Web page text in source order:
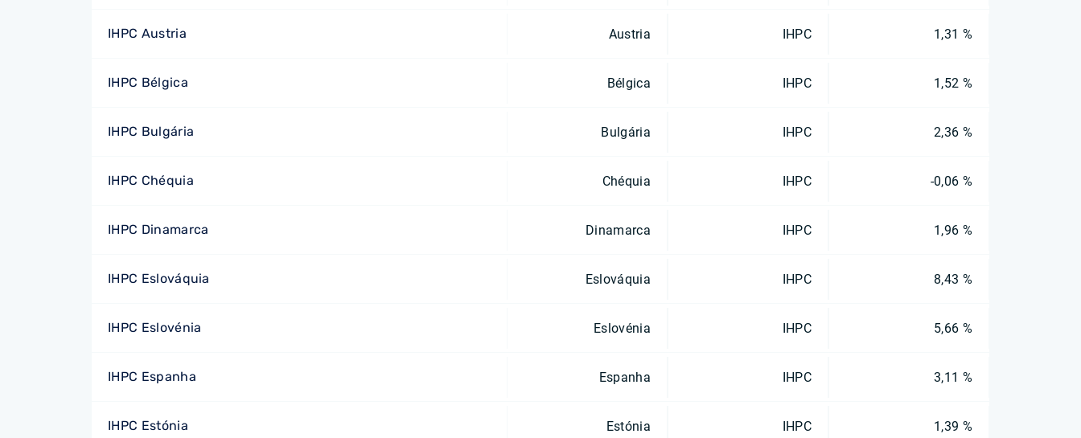
IHPC Austria Austria IHPC 1,31 %
IHPC Bélgica Bélgica IHPC 1,52 %
IHPC Bulgária Bulgária IHPC 2,36 %
IHPC Chéquia Chéquia IHPC -0,06 %
IHPC Dinamarca Dinamarca IHPC 1,96 %
IHPC Eslováquia Eslováquia IHPC 8,43 %
IHPC Eslovénia Eslovénia IHPC 5,66 %
IHPC Espanha Espanha IHPC 3,11 %
IHPC Estónia Estónia IHPC 1,39 %